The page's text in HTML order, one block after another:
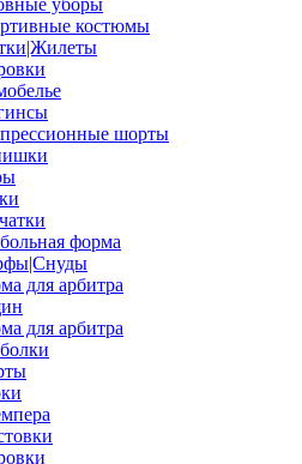
уборы
костюмы
шорты
форма
для арбитра
для арбитра